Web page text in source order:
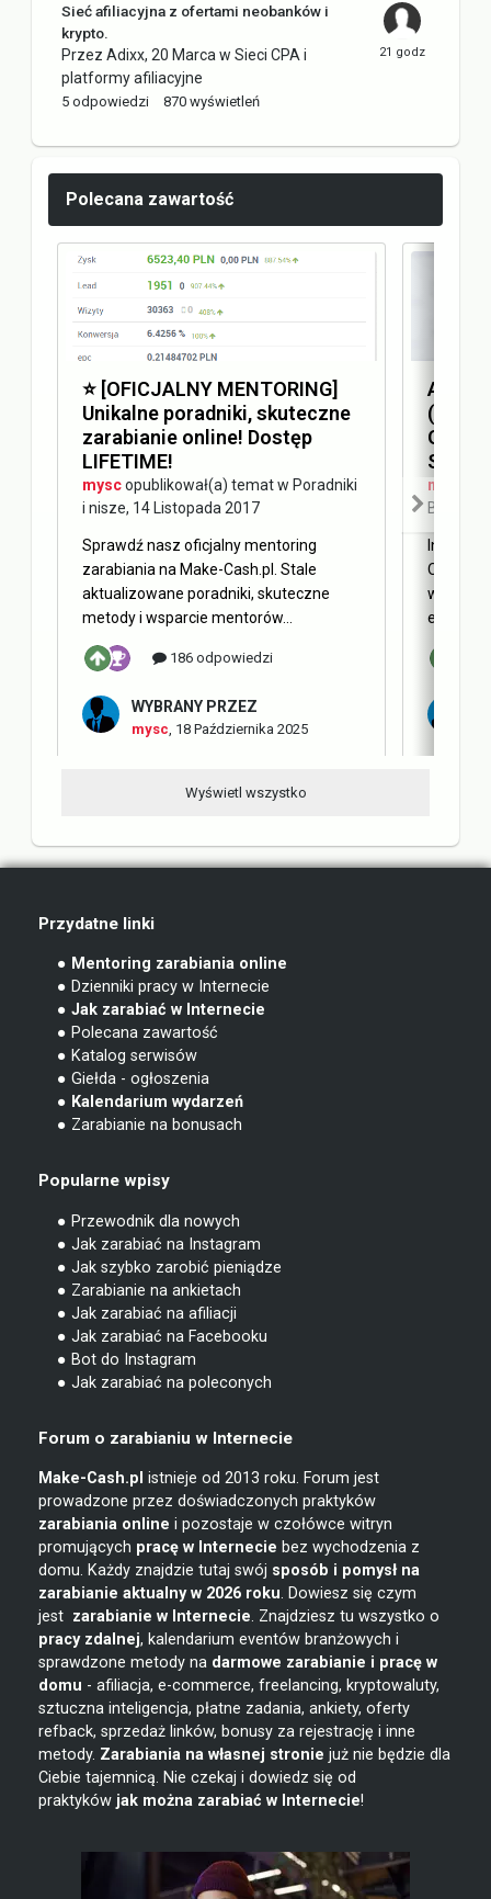
Sieć afiliacyjna z ofertami neobanków i
krypto.
Przez Adixx, 20 Marca w Sieci CPA i
platformy afiliacyjne
5 odpowiedzi 870 wyświetleń
Polecana zawartość
⭐️ [OFICJALNY MENTORING]
Unikalne poradniki, skuteczne
zarabianie online! Dostęp
LIFETIME!
myscopublikował(a) temat w Poradniki
i nisze, 14 Listopada 2017
Sprawdź nasz oficjalny mentoring
zarabiania na Make-Cash.pl. Stale
aktualizowane poradniki, skuteczne
metody i wsparcie mentorów...
186 odpowiedzi
WYBRANY PRZEZ
mysc 18 Października 2025
(AEO)
SEO
mysc
Blog
Internet
Obecnie
w
Wyświetl wszystko
Przydatne linki
● Mentoring zarabiania online
● Dzienniki pracy w Internecie
● Jak zarabiać w Internecie
● Polecana zawartość
● Katalog serwisów
● Giełda - ogłoszenia
● Kalendarium wydarzeń
● Zarabianie na bonusach
Popularne wpisy
● Przewodnik dla nowych
● Jak zarabiać na Instagram
● Jak szybko zarobić pieniądze
● Zarabianie na ankietach
● Jak zarabiać na afiliacji
● Jak zarabiać na Facebooku
● Bot do Instagram
● Jak zarabiać na poleconych
Forum o zarabianiu w Internecie
Make-Cash.pl istnieje od 2013 roku. Forum jest
prowadzone przez doświadczonych praktyków
zarabiania online i pozostaje w czołówce witryn
promujących pracę w Internecie bez wychodzenia z
domu. Każdy znajdzie tutaj swój sposób i pomysł na
zarabianie aktualny w 2026 roku. Dowiesz się czym
jest zarabianie w Internecie. Znajdziesz tu wszystko o
pracy zdalnej, kalendarium eventów branżowych i
sprawdzone metody na darmowe zarabianie i pracę w
domu - afiliacja, e-commerce, freelancing, kryptowaluty,
sztuczna inteligencja, płatne zadania, ankiety, oferty
refback, sprzedaż linków, bonusy za rejestrację i inne
metody. Zarabiania na własnej stronie już nie będzie dla
Ciebie tajemnicą. Nie czekaj i dowiedz się od
praktyków jak można zarabiać w Internecie!